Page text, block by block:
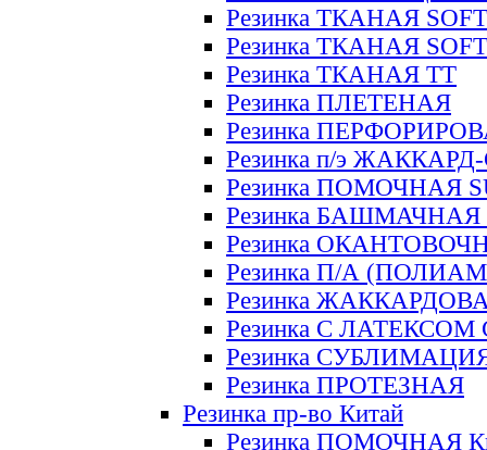
Резинка ТКАНАЯ SOFT
Резинка ТКАНАЯ
Резинка ТКАНАЯ ТТ
Резинка ПЛЕТЕНАЯ
Резинка
Резинка п/э
Резинка ПОМОЧНАЯ
Резинка БАШМАЧНАЯ
Резинка
Резинка П/А
Резинка
Резинка С ЛАТЕКСОМ
Резинка
Резинка ПРОТЕЗНАЯ
Резинка пр-во Китай
Резинка ПОМОЧНАЯ